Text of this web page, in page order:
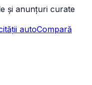
și anunțuri curate
autoCompară